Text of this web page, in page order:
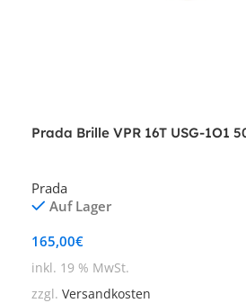
Prada Brille VPR 16T USG-1O1
Prada
Auf Lager
165,00€
inkl. 19 % MwSt.
zzgl. Versandkosten